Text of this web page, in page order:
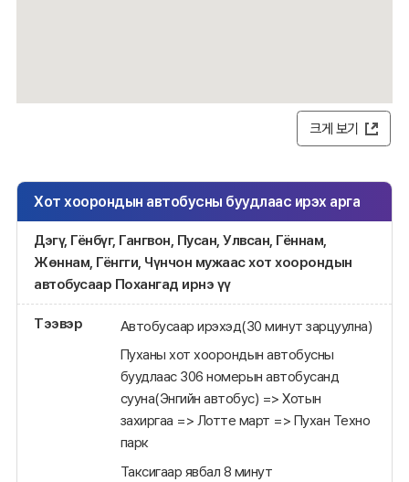
크게 보기
Хот хоорондын автобусны буудлаас ирэх арга
Дэгү, Гёнбүг, Гангвон, Пусан, Улвсан, Гённам,
Жөннам, Гёнгги, Чүнчон мужаас хот хоорондын
автобусаар Похангад ирнэ үү
Тээвэр
Автобусаар ирэхэд(30 минут зарцуулна)
Пуханы хот хоорондын автобусны
буудлаас 306 номерын автобусанд
сууна(Энгийн автобус) => Хотын
захиргаа => Лотте март => Пухан Техно
парк
Таксигаар явбал 8 минут